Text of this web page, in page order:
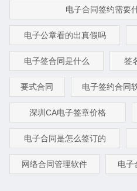
电子合同签约需要
电子公章看的出真假吗
电子签合同是什么 签
要式合同 电子签约合同
深圳CA电子签章价格
电子合同是怎么签订的
网络合同管理软件 电子